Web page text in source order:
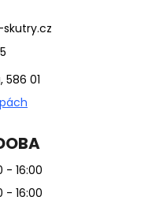
586 01
- 16:00
- 16:00